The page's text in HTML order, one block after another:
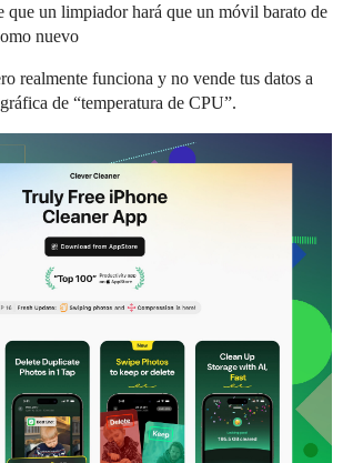
que un limpiador hará que un móvil barato de
nuevo
realmente funciona y no vende tus datos a
de “temperatura de CPU”.